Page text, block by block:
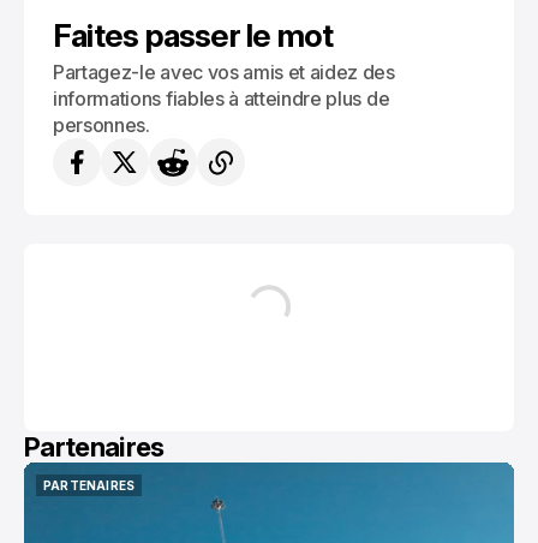
Faites passer le mot
Partagez-le avec vos amis et aidez des
informations fiables à atteindre plus de
personnes.
Partenaires
PARTENAIRES